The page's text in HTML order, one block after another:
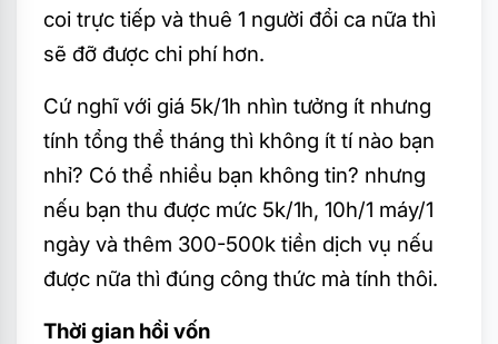
coi trực tiếp và thuê 1 người đổi ca nữa thì
sẽ đỡ được chi phí hơn.
Cứ nghĩ với giá 5k/1h nhìn tưởng ít nhưng
tính tổng thể tháng thì không ít tí nào bạn
nhỉ? Có thể nhiều bạn không tin? nhưng
nếu bạn thu được mức 5k/1h, 10h/1 máy/1
ngày và thêm 300-500k tiền dịch vụ nếu
được nữa thì đúng công thức mà tính thôi.
Thời gian hồi vốn